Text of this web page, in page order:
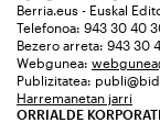
Berria.eus - Euskal
Telefonoa: 943 30 40
Bezero arreta: 943 30
Webgunea:
Publizitatea:
Harremanetan jarri
ORRIALDE